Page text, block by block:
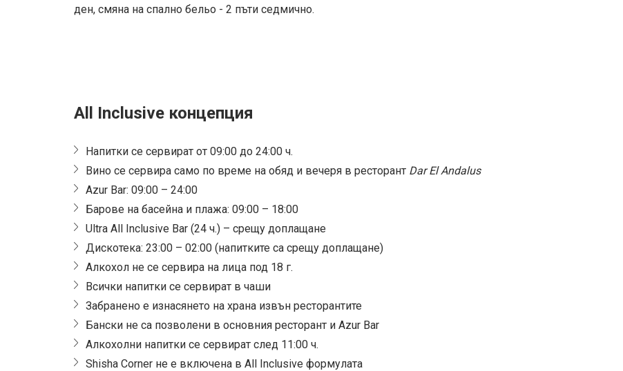
ден, смяна на спално бельо - 2 пъти седмично.
All Inclusive концепция
Напитки се сервират от 09:00 до 24:00 ч.
Вино се сервира само по време на обяд и вечеря в ресторант Dar El Andalus
Azur Bar: 09:00 – 24:00
Барове на басейна и плажа: 09:00 – 18:00
Ultra All Inclusive Bar (24 ч.) – срещу доплащане
Дискотека: 23:00 – 02:00 (напитките са срещу доплащане)
Алкохол не се сервира на лица под 18 г.
Всички напитки се сервират в чаши
Забранено е изнасянето на храна извън ресторантите
Бански не са позволени в основния ресторант и Azur Bar
Алкохолни напитки се сервират след 11:00 ч.
Shisha Corner не е включена в All Inclusive формулата